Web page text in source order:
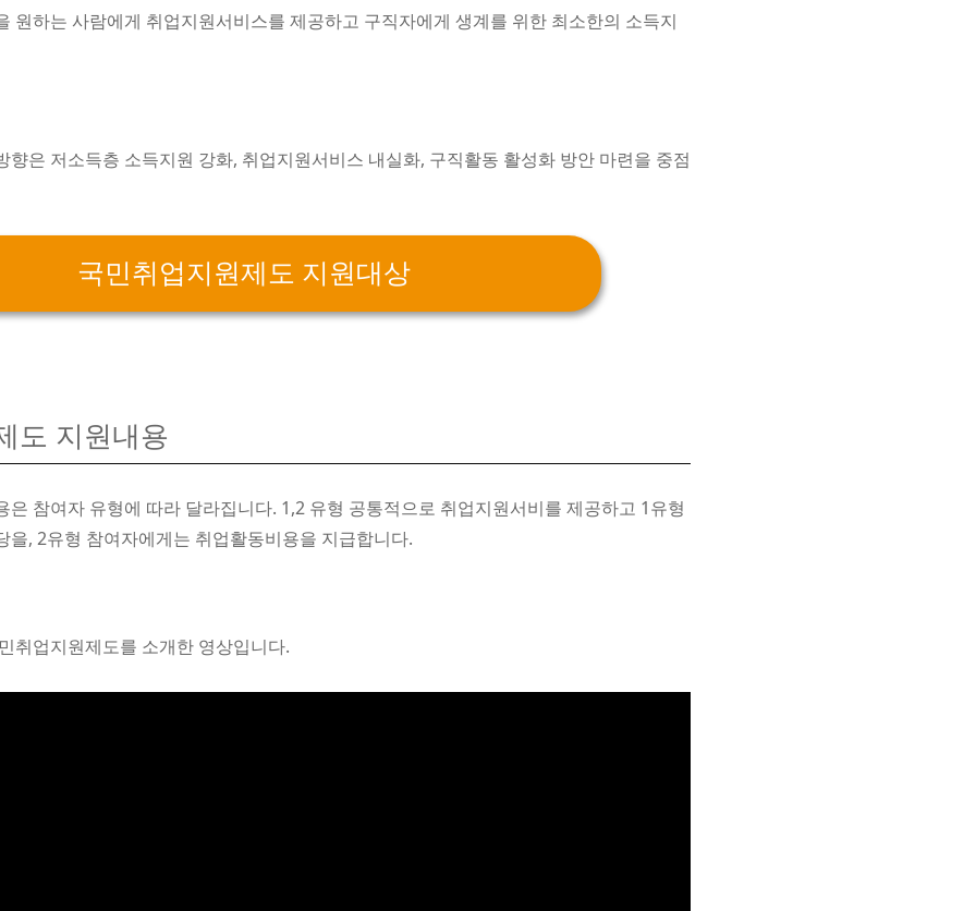
원하는 사람에게 취업지원서비스를 제공하고 구직자에게 생계를 위한 최소한의 소득지
향은 저소득층 소득지원 강화, 취업지원서비스 내실화, 구직활동 활성화 방안 마련을 중점
국민취업지원제도 지원대상
도 지원내용
은 참여자 유형에 따라 달라집니다. 1,2 유형 공통적으로 취업지원서비를 제공하고 1유형
을, 2유형 참여자에게는 취업활동비용을 지급합니다.
취업지원제도를 소개한 영상입니다.